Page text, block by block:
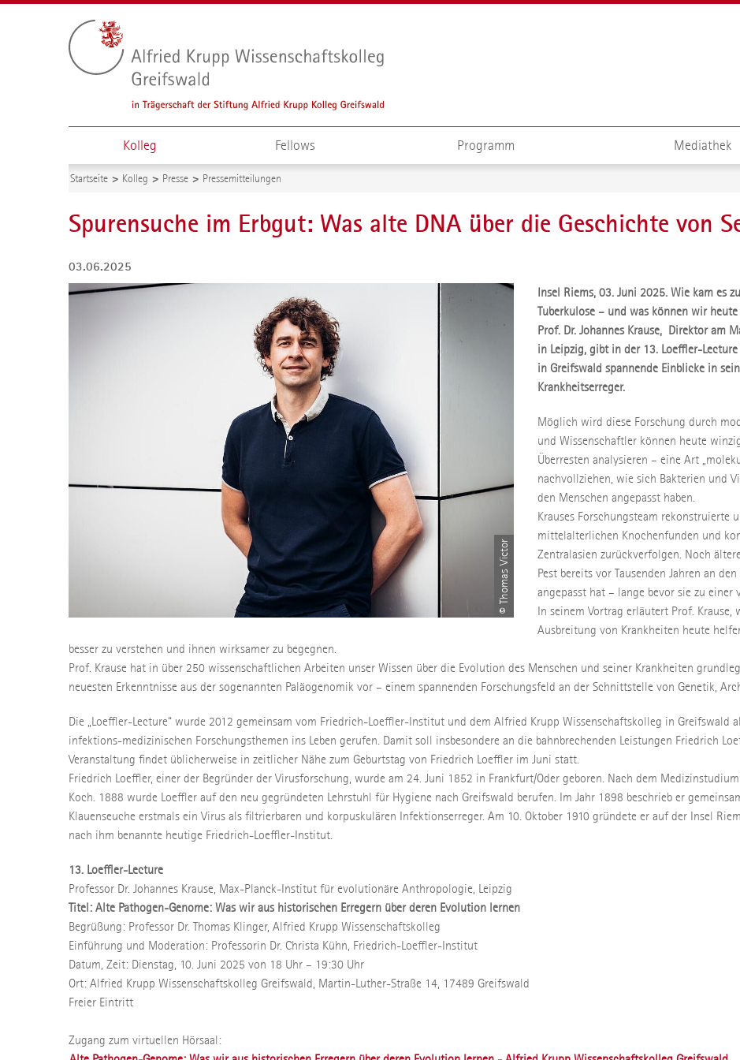
Kolleg Fellows Programm Mediathek
Startseite Kolleg Presse Pressemitteilungen
Spurensuche im Erbgut: Was alte DNA über die Geschichte von
03.06.2025
© Thomas Victor
Insel Riems, 03. Juni 2025. Wie kam es
Tuberkulose – und was können wir
Prof. Dr. Johannes Krause, Direktor
in Leipzig, gibt in der 13. Loeffler-
in Greifswald spannende Einblicke in
Krankheitserreger.
Möglich wird diese Forschung durch
und Wissenschaftler können heute
Überresten analysieren – eine Art
nachvollziehen, wie sich Bakterien und
den Menschen angepasst haben.
Krauses Forschungsteam rekonstruierte
mittelalterlichen Knochenfunden und
Zentralasien zurückverfolgen. Noch
Pest bereits vor Tausenden Jahren an
angepasst hat – lange bevor sie zu einer
In seinem Vortrag erläutert Prof. Krause,
Ausbreitung von Krankheiten heute
besser zu verstehen und ihnen wirksamer zu begegnen.
Prof. Krause hat in über 250 wissenschaftlichen Arbeiten unser Wissen über die Evolution des Menschen und seiner Krankheiten
neuesten Erkenntnisse aus der sogenannten Paläogenomik vor – einem spannenden Forschungsfeld an der Schnittstelle von Genetik,
Die „Loeffler-Lecture“ wurde 2012 gemeinsam vom Friedrich-Loeffler-Institut und dem Alfried Krupp Wissenschaftskolleg in Greifswald
infektions-medizinischen Forschungsthemen ins Leben gerufen. Damit soll insbesondere an die bahnbrechenden Leistungen Friedrich
Veranstaltung findet üblicherweise in zeitlicher Nähe zum Geburtstag von Friedrich Loeffler im Juni statt.
Friedrich Loeffler, einer der Begründer der Virusforschung, wurde am 24. Juni 1852 in Frankfurt/Oder geboren. Nach dem
Koch. 1888 wurde Loeffler auf den neu gegründeten Lehrstuhl für Hygiene nach Greifswald berufen. Im Jahr 1898 beschrieb er
Klauenseuche erstmals ein Virus als filtrierbaren und korpuskulären Infektionserreger. Am 10. Oktober 1910 gründete er auf der Insel
nach ihm benannte heutige Friedrich-Loeffler-Institut.
13. Loeffler-Lecture
Professor Dr. Johannes Krause, Max-Planck-Institut für evolutionäre Anthropologie, Leipzig
Titel: Alte Pathogen-Genome: Was wir aus historischen Erregern über deren Evolution lernen
Begrüßung: Professor Dr. Thomas Klinger, Alfried Krupp Wissenschaftskolleg
Einführung und Moderation: Professorin Dr. Christa Kühn, Friedrich-Loeffler-Institut
Datum, Zeit: Dienstag, 10. Juni 2025 von 18 Uhr – 19:30 Uhr
Ort: Alfried Krupp Wissenschaftskolleg Greifswald, Martin-Luther-Straße 14, 17489 Greifswald
Freier Eintritt
Zugang zum virtuellen Hörsaal: